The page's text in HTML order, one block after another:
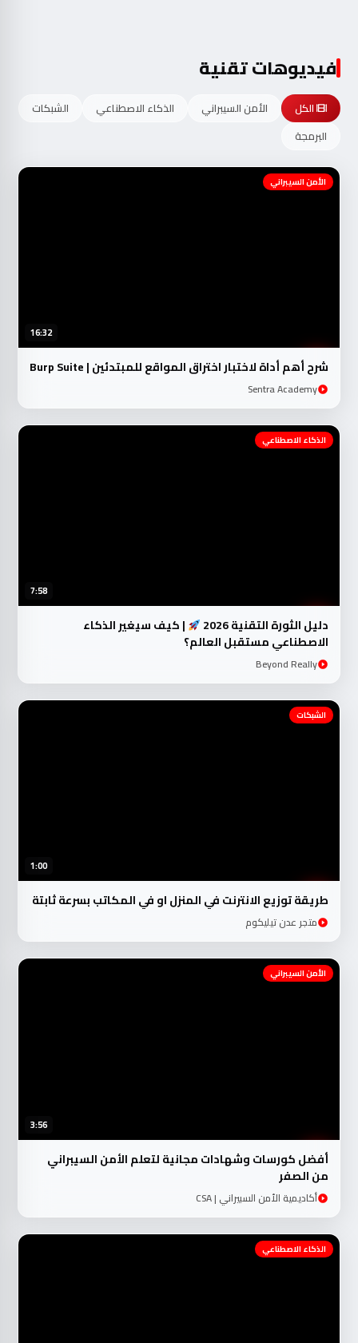
فيديوهات تقنية
الكل الأمن السيبراني الذكاء الاصطناعي
الشبكات
البرمجة
16:32
الأمن السيبراني
شرح أهم أداة لاختبار اختراق المواقع للمبتدئين | Burp Suite
Sentra Academy
7:58
الذكاء الاصطناعي
دليل الثورة التقنية 2026
| كيف سيغير الذكاء
الاصطناعي مستقبل العالم؟
Beyond Really
1:00
الشبكات
طريقة توزيع الانترنت في المنزل او في المكاتب بسرعة ثابتة
متجر عدن تيليكوم
3:56
الأمن السيبراني
أفضل كورسات وشهادات مجانية لتعلم الأمن السيبراني
من الصفر
أكاديمية الأمن السبيراني | CSA
الذكاء الاصطناعي